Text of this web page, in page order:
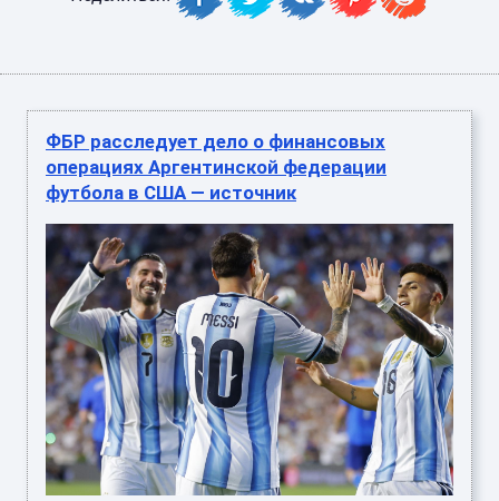
ФБР расследует дело о финансовых
операциях Аргентинской федерации
футбола в США — источник